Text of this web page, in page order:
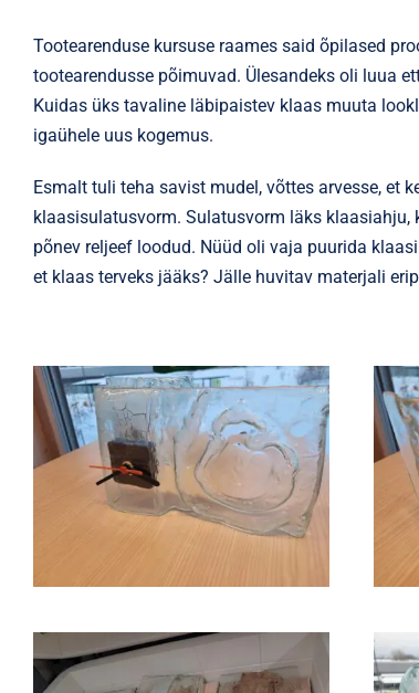
Tootearenduse kursuse raames said õpilased
tootearendusse põimuvad. Ülesandeks oli luua
Kuidas üks tavaline läbipaistev klaas muuta
igaühele uus kogemus.
Esmalt tuli teha savist mudel, võttes arvesse, et
klaasisulatusvorm. Sulatusvorm läks
põnev reljeef loodud. Nüüd oli vaja puurida
et klaas terveks jääks? Jälle huvitav materjali